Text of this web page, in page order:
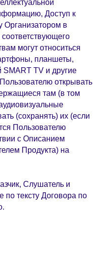
Доступ к
Организатором в
могут относиться
планшеты,
SMART TV и другие
открывать
там (в том
(сохранять) их (если
Пользователю
с Описанием
Продукта) на
Слушатель и
тексту Договора по